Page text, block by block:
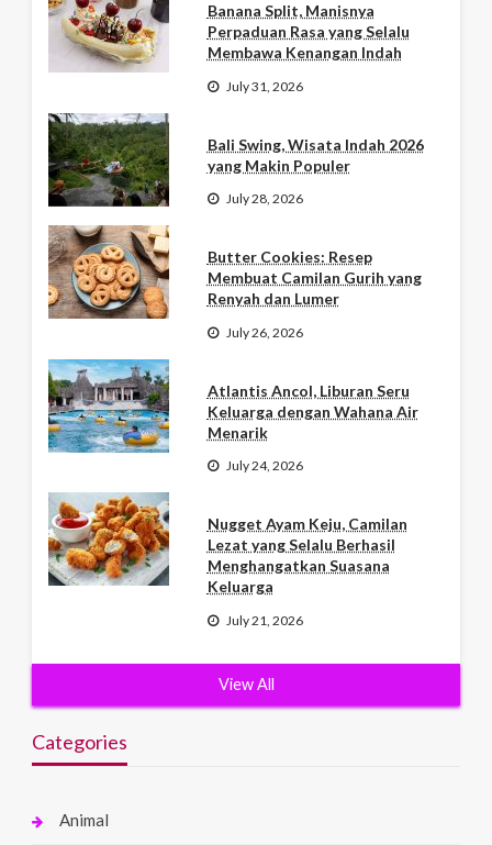
Banana Split, Manisnya
Perpaduan Rasa yang Selalu
Membawa Kenangan Indah
July 31, 2026
Bali Swing, Wisata Indah 2026
yang Makin Populer
July 28, 2026
Butter Cookies: Resep
Membuat Camilan Gurih yang
Renyah dan Lumer
July 26, 2026
Atlantis Ancol, Liburan Seru
Keluarga dengan Wahana Air
Menarik
July 24, 2026
Nugget Ayam Keju, Camilan
Lezat yang Selalu Berhasil
Menghangatkan Suasana
Keluarga
July 21, 2026
View All
Categories
Animal